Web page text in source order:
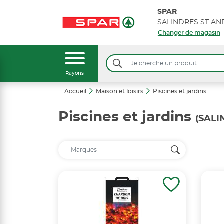
SPAR
SALINDRES ST
Changer de magasin
Rayons
Accueil Maison et loisirs Piscines et jardins
Piscines et jardins